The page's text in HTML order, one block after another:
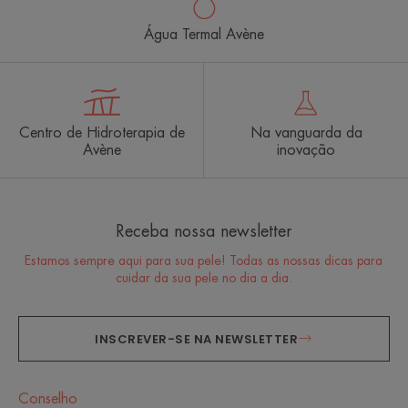
Água Termal Avène
Centro de Hidroterapia de
Avène
Na vanguarda da
inovação
Receba nossa newsletter
Estamos sempre aqui para sua pele! Todas as nossas dicas para
cuidar da sua pele no dia a dia.
INSCREVER-SE NA NEWSLETTER
Conselho